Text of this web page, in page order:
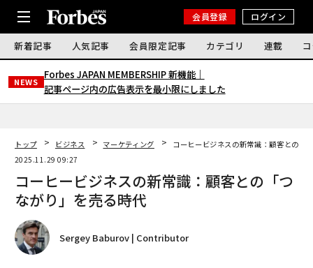
会員登録 ログイン
新着記事 人気記事 会員限定記事 カテゴリ 連載
NEWS
Forbes JAPAN MEMBERSHIP 新機能｜
記事ページ内の広告表示を最小限にしました
トップ ビジネス マーケティング
コーヒービジネスの新常識：顧客との「
2025.11.29 09:27
コーヒービジネスの新常識：顧客との「つ
ながり」を売る時代
Sergey Baburov | Contributor